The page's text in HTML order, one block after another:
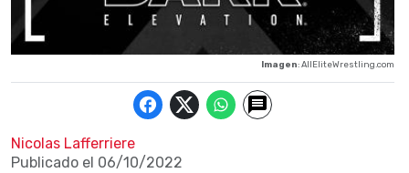
Imagen: AllEliteWrestling.com
Nicolas Lafferriere
Publicado el 06/10/2022